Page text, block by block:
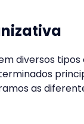
diversos
as